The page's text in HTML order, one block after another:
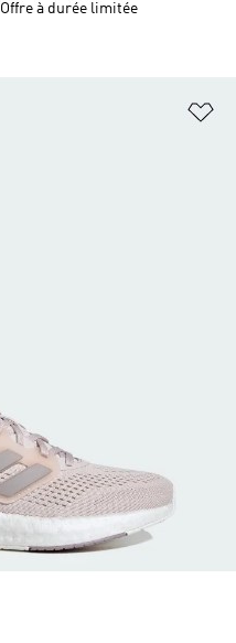
Offre à durée limitée